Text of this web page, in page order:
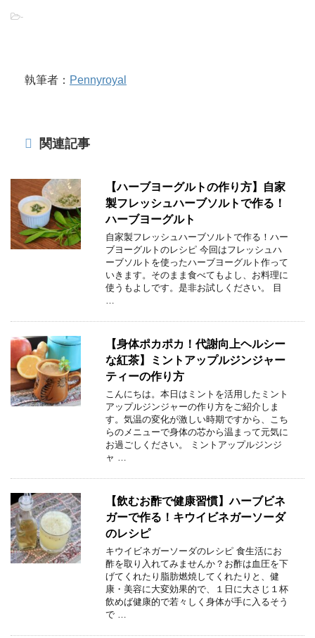
-
執筆者： Pennyroyal
関連記事
【ハーブヨーグルトの作り方】自家
製フレッシュハーブソルトで作る！
ハーブヨーグルト
自家製フレッシュハーブソルトで作る！ハー
ブヨーグルトのレシピ 今回はフレッシュハ
ーブソルトを使ったハーブヨーグルト作って
いきます。そのまま食べてもよし、お料理に
使うもよしです。是非お試しください。 目
…
【身体ポカポカ！代謝向上ヘルシー
な紅茶】ミントアップルジンジャー
ティーの作り方
こんにちは。本日はミントを活用したミント
アップルジンジャーの作り方をご紹介しま
す。気温の変化が激しい時期ですから、こち
らのメニューで身体の芯から温まって元気に
お過ごしください。 ミントアップルジンジ
ャ …
【飲むお酢で健康習慣】ハーブビネ
ガーで作る！キウイビネガーソーダ
のレシピ
キウイビネガーソーダのレシピ 食生活にお
酢を取り入れてみませんか？お酢は血圧を下
げてくれたり脂肪燃焼してくれたりと、健
康・美容に大変効果的で、１日に大さじ１杯
飲めば健康的で若々しく身体が手に入るそう
で …